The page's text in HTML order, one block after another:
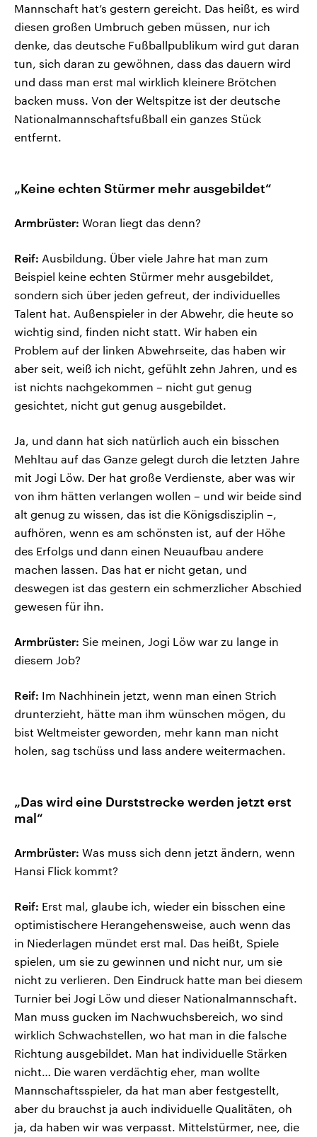
Mannschaft hat’s gestern gereicht. Das heißt, es wird
diesen großen Umbruch geben müssen, nur ich
denke, das deutsche Fußballpublikum wird gut daran
tun, sich daran zu gewöhnen, dass das dauern wird
und dass man erst mal wirklich kleinere Brötchen
backen muss. Von der Weltspitze ist der deutsche
Nationalmannschaftsfußball ein ganzes Stück
entfernt.
„Keine echten Stürmer mehr ausgebildet“
Armbrüster: Woran liegt das denn?
Reif: Ausbildung. Über viele Jahre hat man zum
Beispiel keine echten Stürmer mehr ausgebildet,
sondern sich über jeden gefreut, der individuelles
Talent hat. Außenspieler in der Abwehr, die heute so
wichtig sind, finden nicht statt. Wir haben ein
Problem auf der linken Abwehrseite, das haben wir
aber seit, weiß ich nicht, gefühlt zehn Jahren, und es
ist nichts nachgekommen – nicht gut genug
gesichtet, nicht gut genug ausgebildet.
Ja, und dann hat sich natürlich auch ein bisschen
Mehltau auf das Ganze gelegt durch die letzten Jahre
mit Jogi Löw. Der hat große Verdienste, aber was wir
von ihm hätten verlangen wollen – und wir beide sind
alt genug zu wissen, das ist die Königsdisziplin –,
aufhören, wenn es am schönsten ist, auf der Höhe
des Erfolgs und dann einen Neuaufbau andere
machen lassen. Das hat er nicht getan, und
deswegen ist das gestern ein schmerzlicher Abschied
gewesen für ihn.
Armbrüster: Sie meinen, Jogi Löw war zu lange in
diesem Job?
Reif: Im Nachhinein jetzt, wenn man einen Strich
drunterzieht, hätte man ihm wünschen mögen, du
bist Weltmeister geworden, mehr kann man nicht
holen, sag tschüss und lass andere weitermachen.
„Das wird eine Durststrecke werden jetzt erst
mal“
Armbrüster: Was muss sich denn jetzt ändern, wenn
Hansi Flick kommt?
Reif: Erst mal, glaube ich, wieder ein bisschen eine
optimistischere Herangehensweise, auch wenn das
in Niederlagen mündet erst mal. Das heißt, Spiele
spielen, um sie zu gewinnen und nicht nur, um sie
nicht zu verlieren. Den Eindruck hatte man bei diesem
Turnier bei Jogi Löw und dieser Nationalmannschaft.
Man muss gucken im Nachwuchsbereich, wo sind
wirklich Schwachstellen, wo hat man in die falsche
Richtung ausgebildet. Man hat individuelle Stärken
nicht… Die waren verdächtig eher, man wollte
Mannschaftsspieler, da hat man aber festgestellt,
aber du brauchst ja auch individuelle Qualitäten, oh
ja, da haben wir was verpasst. Mittelstürmer, nee, die